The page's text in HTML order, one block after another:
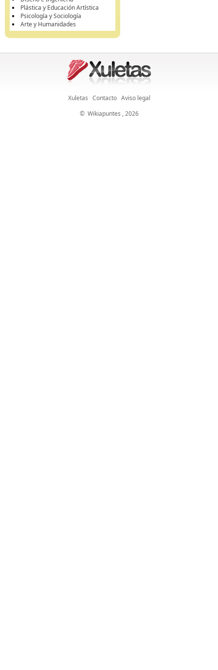
Plástica y Educación Artística
Psicología y Sociología
Arte y Humanidades
Xuletas Contacto Aviso legal
© Wikiapuntes , 2026